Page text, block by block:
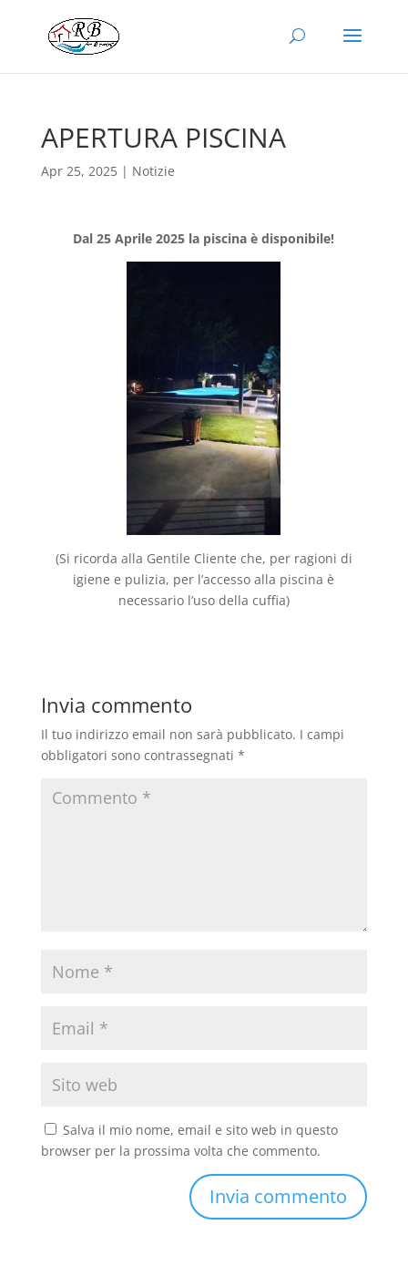
APERTURA PISCINA
Apr 25, 2025| Notizie
Dal 25 Aprile 2025 la piscina è disponibile!
(Si ricorda alla Gentile Cliente che, per ragioni di
igiene e pulizia, per l’accesso alla piscina è
necessario l’uso della cuffia)
Invia commento
Il tuo indirizzo email non sarà pubblicato. I campi
obbligatori sono contrassegnati *
Salva il mio nome, email e sito web in questo
browser per la prossima volta che commento.